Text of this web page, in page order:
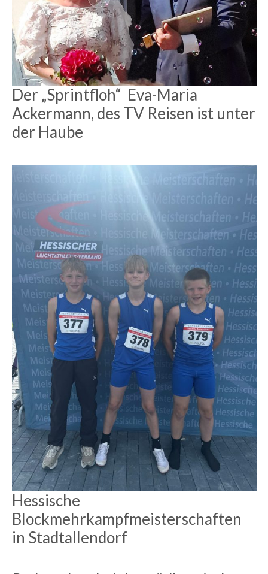
Der „Sprintfloh“ Eva-Maria
Ackermann, des TV Reisen ist unter
der Haube
Hessische
Blockmehrkampfmeisterschaften
in Stadtallendorf